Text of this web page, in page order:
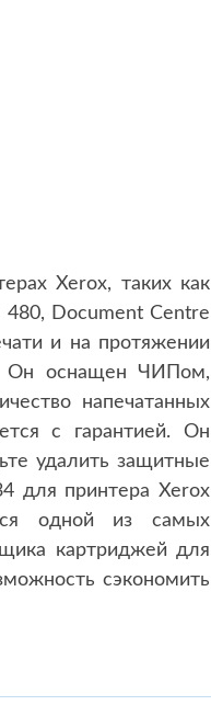
Xerox, таких как
480, Document Centre
и на протяжении
Он оснащен ЧИПом,
напечатанных
с гарантией. Он
удалить защитные
для принтера Xerox
одной из самых
картриджей для
сэкономить